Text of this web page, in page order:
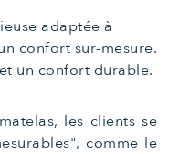
adaptée à
confort sur-mesure.
un confort durable.
les clients se
comme le